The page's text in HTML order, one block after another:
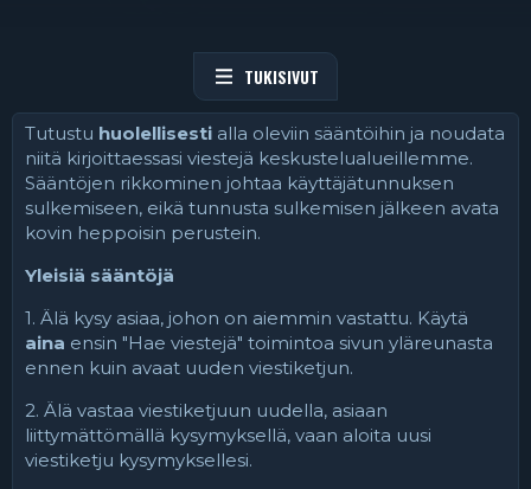
TUKISIVUT
Tutustu huolellisesti alla oleviin sääntöihin ja noudata
niitä kirjoittaessasi viestejä keskustelualueillemme.
Sääntöjen rikkominen johtaa käyttäjätunnuksen
sulkemiseen, eikä tunnusta sulkemisen jälkeen avata
kovin heppoisin perustein.
Yleisiä sääntöjä
1. Älä kysy asiaa, johon on aiemmin vastattu. Käytä
aina ensin "Hae viestejä" toimintoa sivun yläreunasta
ennen kuin avaat uuden viestiketjun.
2. Älä vastaa viestiketjuun uudella, asiaan
liittymättömällä kysymyksellä, vaan aloita uusi
viestiketju kysymyksellesi.